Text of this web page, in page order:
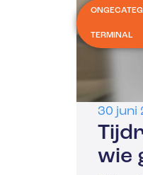
TERMINAL
30 juni
wie